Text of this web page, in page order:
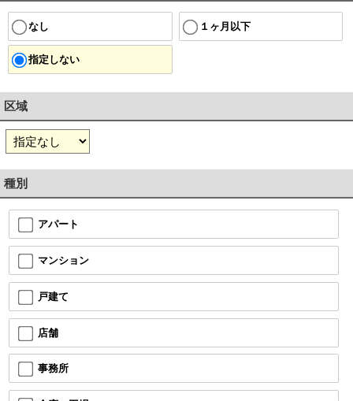
なし １ヶ月以下
指定しない
区域
種別
アパート
マンション
戸建て
店舗
事務所